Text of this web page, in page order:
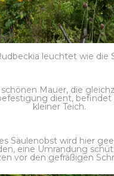
leuchtet wie die
Mauer, die
dient, befindet
kleiner Teich.
Säulenobst wird hier
eine Umrandung
vor den gefräßigen